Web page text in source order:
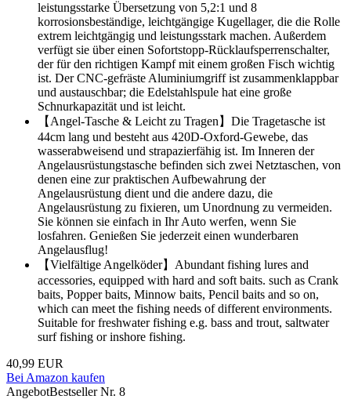
leistungsstarke Übersetzung von 5,2:1 und 8
korrosionsbeständige, leichtgängige Kugellager, die die Rolle
extrem leichtgängig und leistungsstark machen. Außerdem
verfügt sie über einen Sofortstopp-Rücklaufsperrenschalter,
der für den richtigen Kampf mit einem großen Fisch wichtig
ist. Der CNC-gefräste Aluminiumgriff ist zusammenklappbar
und austauschbar; die Edelstahlspule hat eine große
Schnurkapazität und ist leicht.
【Angel-Tasche & Leicht zu Tragen】Die Tragetasche ist
44cm lang und besteht aus 420D-Oxford-Gewebe, das
wasserabweisend und strapazierfähig ist. Im Inneren der
Angelausrüstungstasche befinden sich zwei Netztaschen, von
denen eine zur praktischen Aufbewahrung der
Angelausrüstung dient und die andere dazu, die
Angelausrüstung zu fixieren, um Unordnung zu vermeiden.
Sie können sie einfach in Ihr Auto werfen, wenn Sie
losfahren. Genießen Sie jederzeit einen wunderbaren
Angelausflug!
【Vielfältige Angelköder】Abundant fishing lures and
accessories, equipped with hard and soft baits. such as Crank
baits, Popper baits, Minnow baits, Pencil baits and so on,
which can meet the fishing needs of different environments.
Suitable for freshwater fishing e.g. bass and trout, saltwater
surf fishing or inshore fishing.
40,99 EUR
Bei Amazon kaufen
AngebotBestseller Nr. 8